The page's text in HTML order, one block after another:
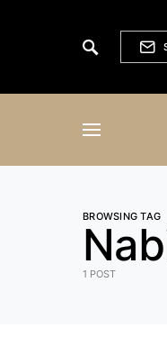
BROWSING TAG
1 POST